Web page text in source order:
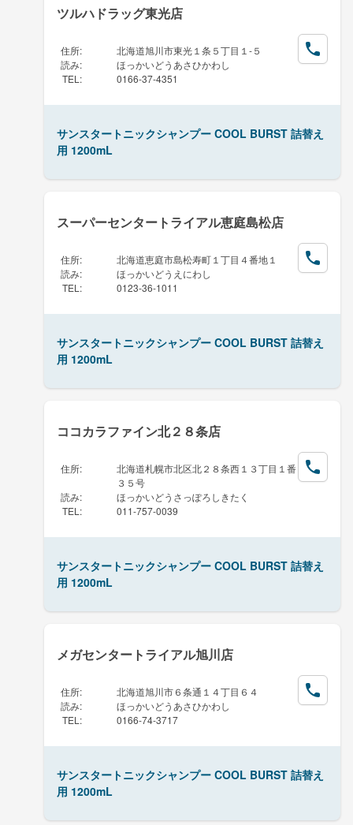
ツルハドラッグ東光店
住所:
北海道旭川市東光１条５丁目１-５
読み:
ほっかいどうあさひかわし
TEL : 0166-37-4351
サンスタートニックシャンプー COOL BURST 詰替え
用 1200mL
スーパーセンタートライアル恵庭島松店
住所:
北海道恵庭市島松寿町１丁目４番地１
読み:
ほっかいどうえにわし
TEL : 0123-36-1011
サンスタートニックシャンプー COOL BURST 詰替え
用 1200mL
ココカラファイン北２８条店
住所:
北海道札幌市北区北２８条西１３丁目１番
３５号
読み:
ほっかいどうさっぽろしきたく
TEL : 011-757-0039
サンスタートニックシャンプー COOL BURST 詰替え
用 1200mL
メガセンタートライアル旭川店
住所:
北海道旭川市６条通１４丁目６４
読み:
ほっかいどうあさひかわし
TEL : 0166-74-3717
サンスタートニックシャンプー COOL BURST 詰替え
用 1200mL